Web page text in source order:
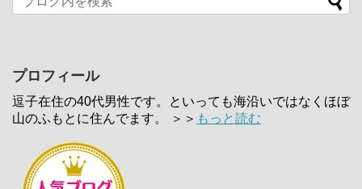
プロフィール
逗子在住の40代男性です。といっても海沿いではなくほぼ
山のふもとに住んでます。 ＞＞ もっと読む